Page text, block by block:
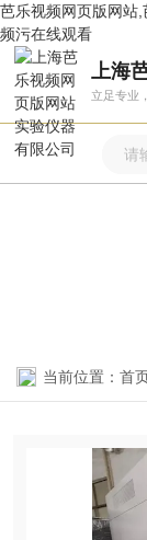
芭乐视频网页版网站
频污在线观看
上海
立足专业
当前位置： 首